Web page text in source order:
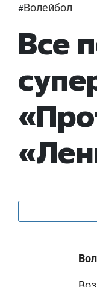
#Волейбол
Все